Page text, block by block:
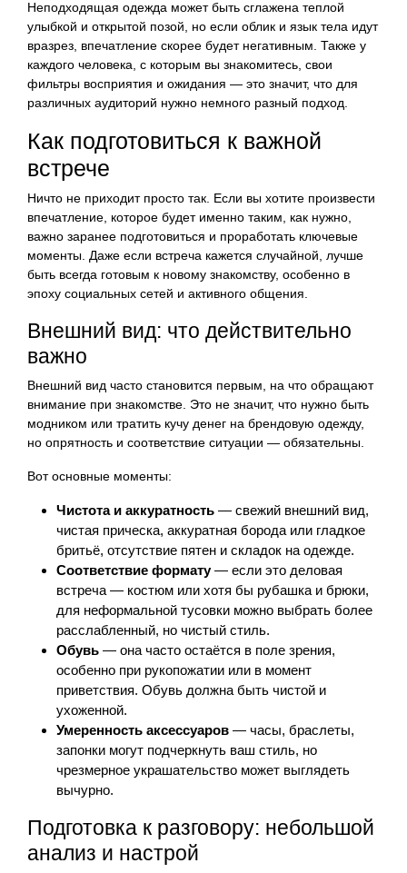
Неподходящая одежда может быть сглажена теплой
улыбкой и открытой позой, но если облик и язык тела идут
вразрез, впечатление скорее будет негативным. Также у
каждого человека, с которым вы знакомитесь, свои
фильтры восприятия и ожидания — это значит, что для
различных аудиторий нужно немного разный подход.
Как подготовиться к важной
встрече
Ничто не приходит просто так. Если вы хотите произвести
впечатление, которое будет именно таким, как нужно,
важно заранее подготовиться и проработать ключевые
моменты. Даже если встреча кажется случайной, лучше
быть всегда готовым к новому знакомству, особенно в
эпоху социальных сетей и активного общения.
Внешний вид: что действительно
важно
Внешний вид часто становится первым, на что обращают
внимание при знакомстве. Это не значит, что нужно быть
модником или тратить кучу денег на брендовую одежду,
но опрятность и соответствие ситуации — обязательны.
Вот основные моменты:
Чистота и аккуратность — свежий внешний вид,
чистая прическа, аккуратная борода или гладкое
бритьё, отсутствие пятен и складок на одежде.
Соответствие формату— если это деловая
встреча — костюм или хотя бы рубашка и брюки,
для неформальной тусовки можно выбрать более
расслабленный, но чистый стиль.
Обувь — она часто остаётся в поле зрения,
особенно при рукопожатии или в момент
приветствия. Обувь должна быть чистой и
ухоженной.
Умеренность аксессуаров — часы, браслеты,
запонки могут подчеркнуть ваш стиль, но
чрезмерное украшательство может выглядеть
вычурно.
Подготовка к разговору: небольшой
анализ и настрой